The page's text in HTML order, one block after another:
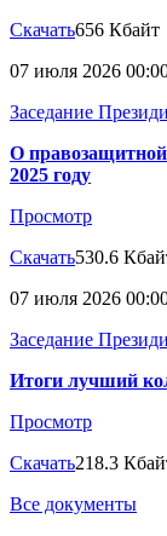
Скачать656 Кбайт
07 июля 2026
Заседание
О
2025 году
Просмотр
Скачать530.6
07 июля 2026
Заседание
Итоги лучший
Просмотр
Скачать218.3
Все документы